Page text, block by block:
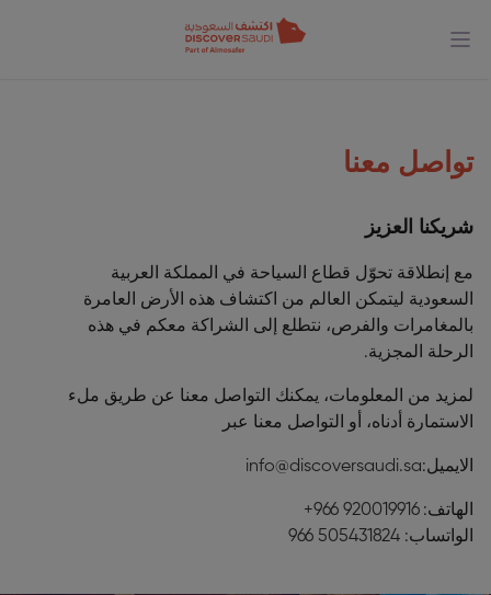
تواصل معنا
شريكنا العزيز
مع إنطلاقة تحوّل قطاع السياحة في المملكة العربية
السعودية ليتمكن العالم من اكتشاف هذه الأرض العامرة
بالمغامرات والفرص، نتطلع إلى الشراكة معكم في هذه
الرحلة المجزية.
لمزيد من المعلومات، يمكنك التواصل معنا عن طريق ملء
الاستمارة أدناه، أو التواصل معنا عبر
الايميل:info@discoversaudi.sa
الهاتف:‎+966 920019916
الواتساب: ‎966 505431824